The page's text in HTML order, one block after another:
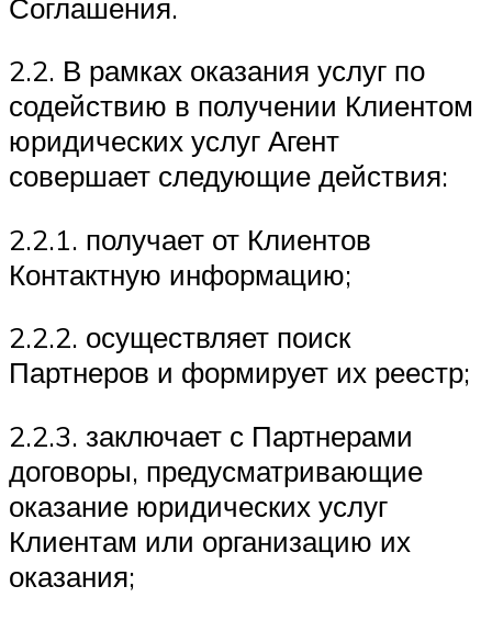
Соглашения.
2.2. В рамках оказания услуг по
содействию в получении Клиентом
юридических услуг Агент
совершает следующие действия:
2.2.1. получает от Клиентов
Контактную информацию;
2.2.2. осуществляет поиск
Партнеров и формирует их реестр;
2.2.3. заключает с Партнерами
договоры, предусматривающие
оказание юридических услуг
Клиентам или организацию их
оказания;